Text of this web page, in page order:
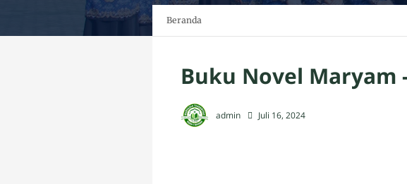
Beranda
Buku Novel Maryam
admin Juli 16, 2024